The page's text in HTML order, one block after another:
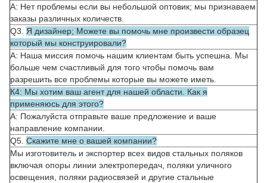
А: Нет проблемы если вы небольшой оптовик; мы признаваем
заказы различных количеств.
Q3. Я дизайнер; Можете вы помочь мне произвести образец
который мы конструировали?
А: Наша миссия помочь нашим клиентам быть успешна. Мы
больше чем счастливый для того чтобы помочь вам
разрешить все проблемы которые вы можете иметь.
К4: Мы хотим ваш агент для нашей области. Как я
применяюсь для этого?
А: Пожалуйста отправьте ваше предложение и ваше
направление компании.
Q5. Скажите мне о вашей компании?
Мы изготовитель и экспортер всех видов стальных поляков
включая опоры линии электропередач, поляки уличного
освещения, поляки радиосвязей и другие стальные